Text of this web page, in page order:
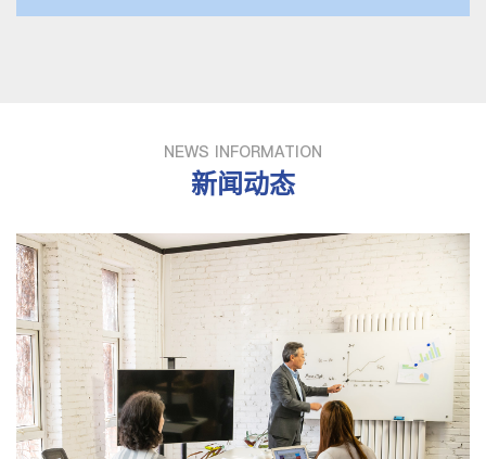
NEWS INFORMATION
新闻动态